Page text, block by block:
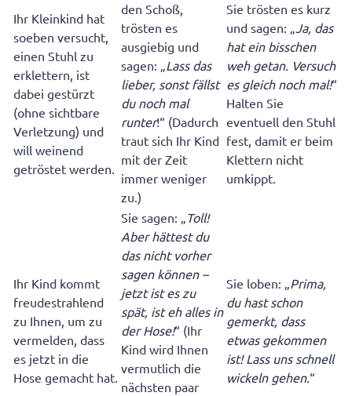
Ihr Kleinkind hat
soeben versucht,
einen Stuhl zu
erklettern, ist
dabei gestürzt
(ohne sichtbare
Verletzung) und
will weinend
getröstet werden.
den Schoß,
trösten es
ausgiebig und
sagen: „Lass das
lieber, sonst fällst
du noch mal
runter!“ (Dadurch
traut sich Ihr Kind
mit der Zeit
immer weniger
zu.)
Sie trösten es kurz
und sagen: „Ja, das
hat ein bisschen
weh getan. Versuch
es gleich noch mal!“
Halten Sie
eventuell den Stuhl
fest, damit er beim
Klettern nicht
umkippt.
Ihr Kind kommt
freudestrahlend
zu Ihnen, um zu
vermelden, dass
es jetzt in die
Hose gemacht hat.
Sie sagen: „Toll!
Aber hättest du
das nicht vorher
sagen können –
jetzt ist es zu
spät, ist eh alles in
der Hose!“ (Ihr
Kind wird Ihnen
vermutlich die
nächsten paar
Sie loben: „Prima,
du hast schon
gemerkt, dass
etwas gekommen
ist! Lass uns schnell
wickeln gehen.“